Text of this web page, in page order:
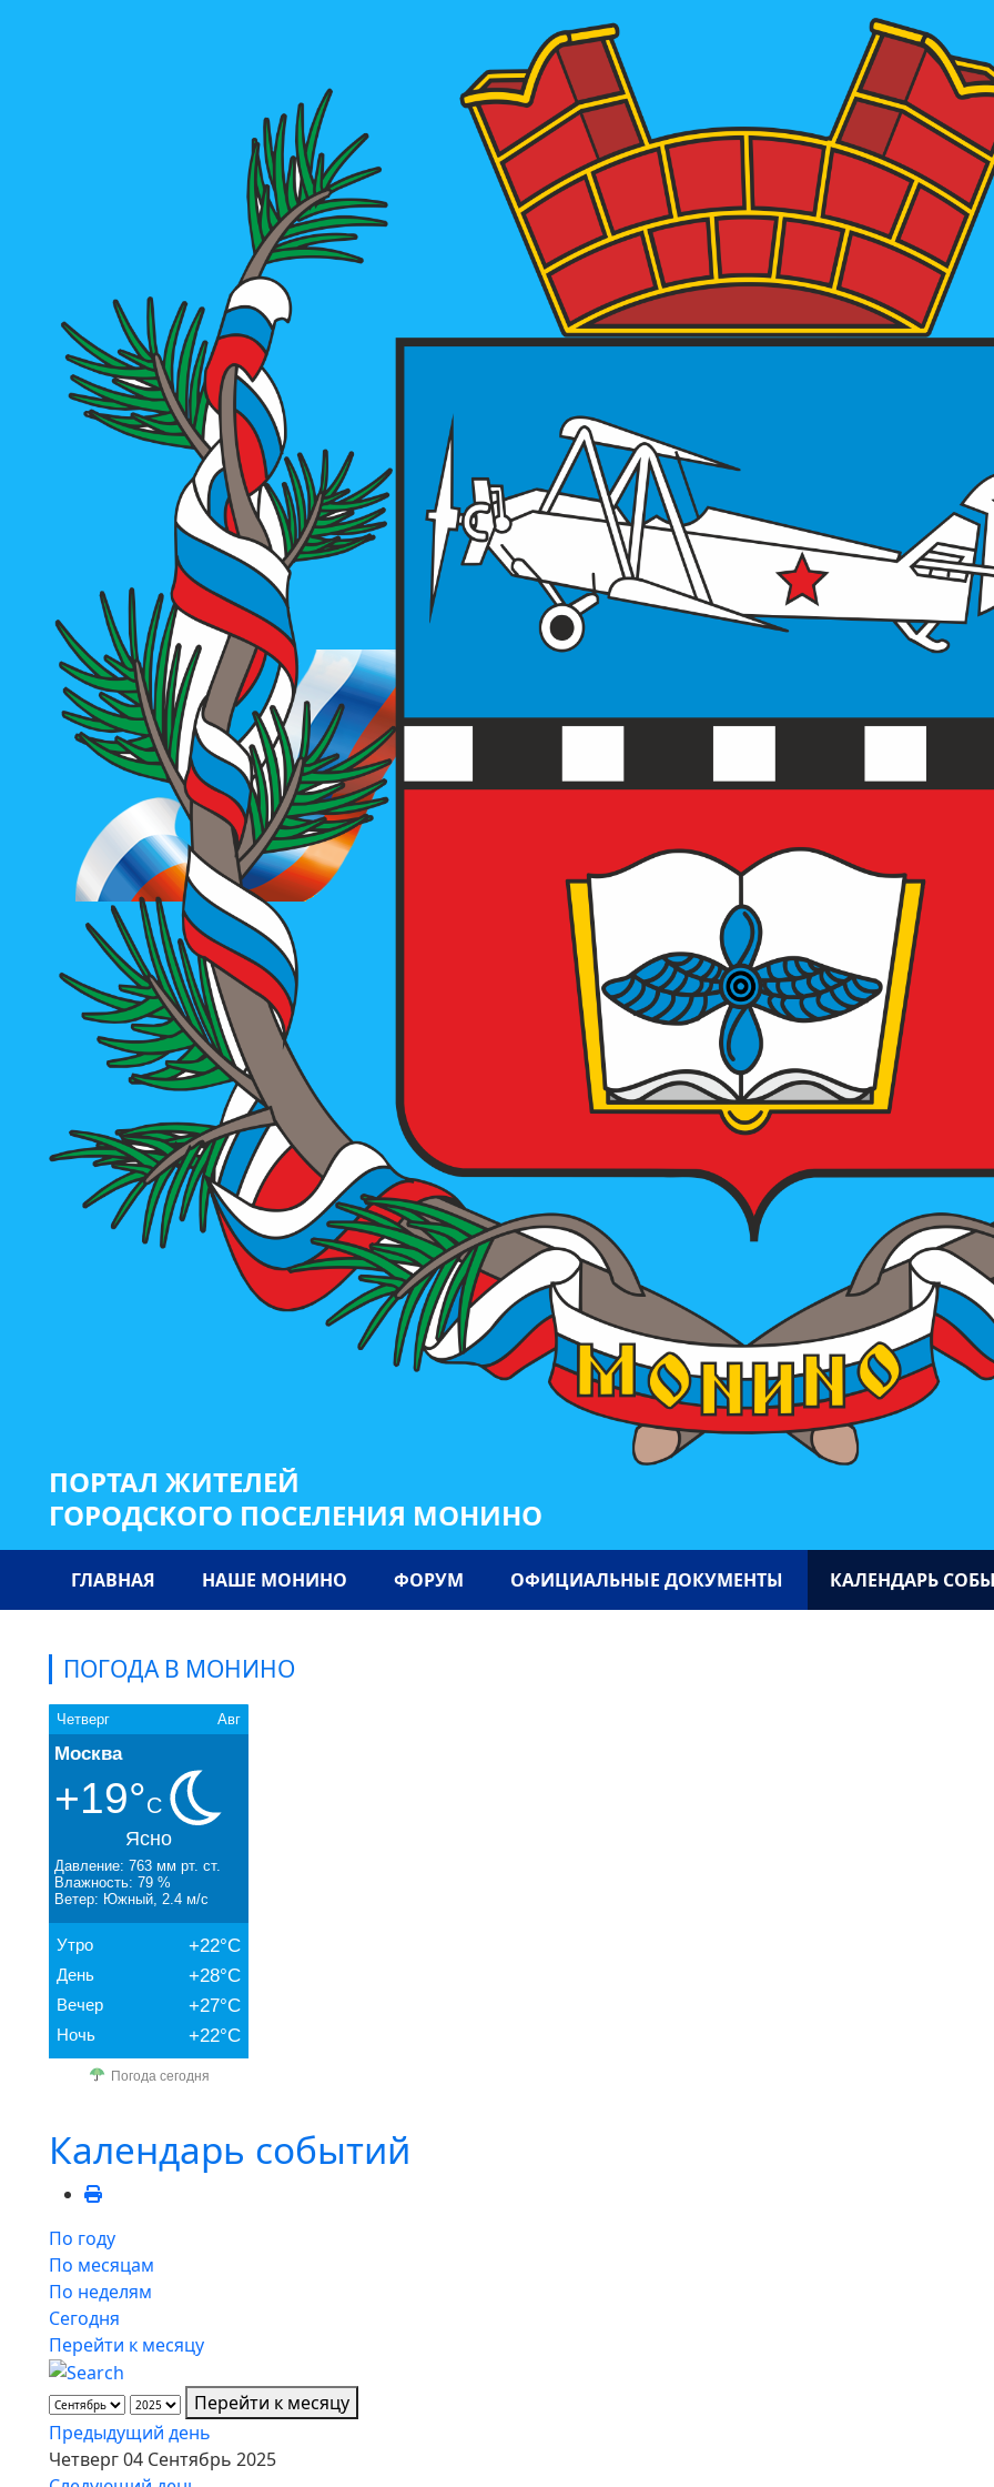
ПОРТАЛ ЖИТЕЛЕЙ
ГОРОДСКОГО ПОСЕЛЕНИЯ МОНИНО
ГЛАВНАЯ НАШЕ МОНИНО ФОРУМ ОФИЦИАЛЬНЫЕ ДОКУМЕНТЫ КАЛЕНДАРЬ
ПОГОДА В МОНИНО
Четверг Авг
Москва
+19°C
Ясно
Давление: 763 мм рт. ст.
Влажность: 79 %
Ветер: Южный, 2.4 м/с
Утро +22°C
День +28°C
Вечер +27°C
Ночь +22°C
Погода сегодня
Календарь событий
По году
По месяцам
По неделям
Сегодня
Перейти к месяцу
Перейти к месяцу
Предыдущий день
Четверг 04 Сентябрь 2025